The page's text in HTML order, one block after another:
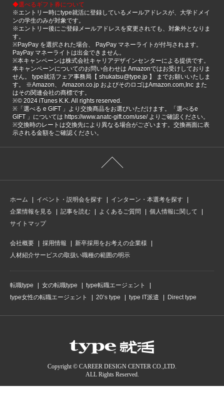
◆選べるギフト券について
※エントリー時にtype就活に登録しているメールアドレスが、大学ドメイ
ンの学生のみが対象です。
※エントリー後にご登録メールアドレスを変更されても、対象外となりま
す。
※PayPay を選択された場合、 PayPay マネーライトが付与されます。
PayPay マネーライトは出金できません。
※本キャンペーンは株式会社キャリアデザインセンターによる提供です。
本キャンペーンについてのお問い合わせは Amazonではお受けしておりま
せん。 type就活フェア事務局【 shukatsu@type.jp 】 までお願いいたしま
す。 ※Amazon、 Amazon.co.jp およびそのロゴはAmazon.com,Inc また
はその関連会社の商標です。
※©️ 2024 iTunes K.K. All rights reserved.
※「選べる e GIFT 」より交換商品をお選びいただけます。「選べるe
GIFT 」については https://www.anatc-gift.com/use/ よりご確認ください。
※交換時のレートは交換先により異なる場合がございます。交換画面に表
示される金額をご確認ください。
ホーム イベント・説明会を探す
インターン・本選考を探す
企業情報を見る
記事を読む よくあるご質問
個人情報に関して
サイトマップ
会社概要 採用情報
新卒採用をお考えの企業様
人材紹介サービスの取扱い職種の範囲の明示
転職type 女の転職type
type転職エージェント
type女性の転職エージェント
20’s type type IT派遣 Direct type
Copyright © CAREER DESIGN CENTER CO.,LTD.
ALL Rights Reserved.